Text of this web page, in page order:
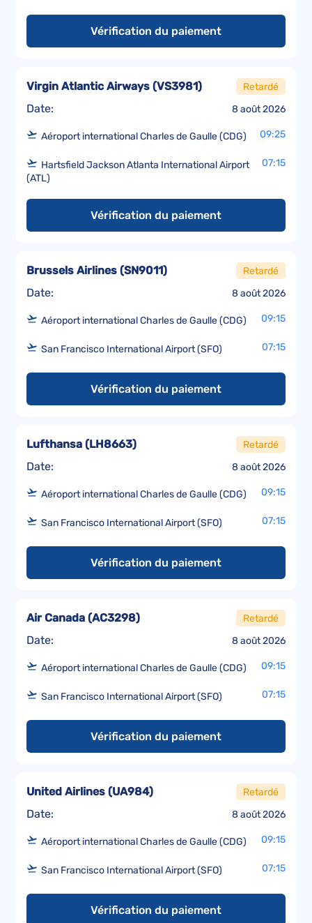
Vérification du paiement
Date: 8 août 2026
Virgin Atlantic Airways (VS3981) Retardé
Aéroport international Charles de Gaulle (CDG) 09:25
Hartsfield Jackson Atlanta International Airport
(ATL)
07:15
Vérification du paiement
Date: 8 août 2026
Brussels Airlines (SN9011) Retardé
Aéroport international Charles de Gaulle (CDG) 09:15
San Francisco International Airport (SFO) 07:15
Vérification du paiement
Date: 8 août 2026
Lufthansa (LH8663) Retardé
Aéroport international Charles de Gaulle (CDG) 09:15
San Francisco International Airport (SFO) 07:15
Vérification du paiement
Date: 8 août 2026
Air Canada (AC3298) Retardé
Aéroport international Charles de Gaulle (CDG) 09:15
San Francisco International Airport (SFO) 07:15
Vérification du paiement
Date: 8 août 2026
United Airlines (UA984) Retardé
Aéroport international Charles de Gaulle (CDG) 09:15
San Francisco International Airport (SFO) 07:15
Vérification du paiement